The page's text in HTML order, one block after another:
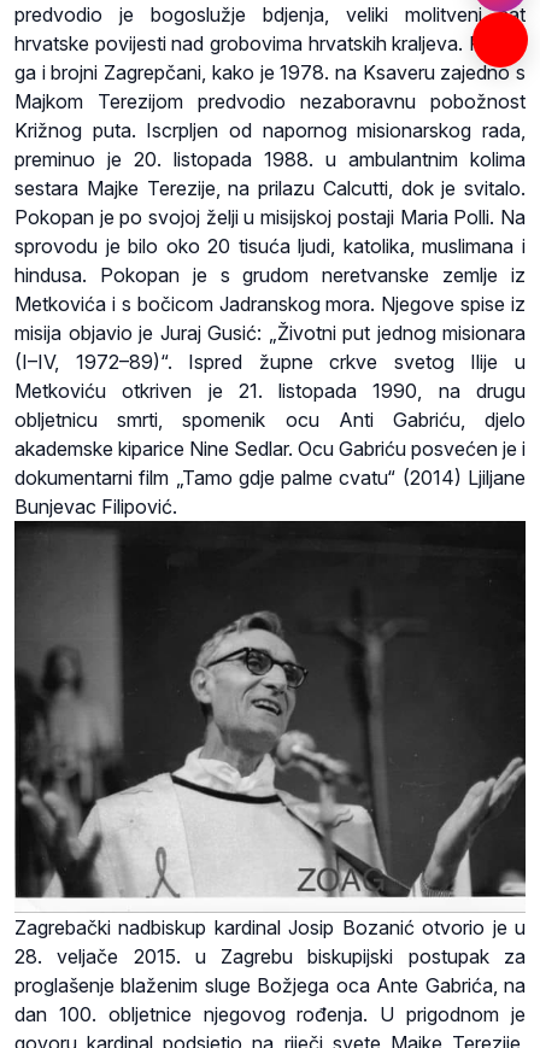
predvodio je bogoslužje bdjenja, veliki molitveni sat
hrvatske povijesti nad grobovima hrvatskih kraljeva. Pamte
ga i brojni Zagrepčani, kako je 1978. na Ksaveru zajedno s
Majkom Terezijom predvodio nezaboravnu pobožnost
Križnog puta. Iscrpljen od napornog misionarskog rada,
preminuo je 20. listopada 1988. u ambulantnim kolima
sestara Majke Terezije, na prilazu Calcutti, dok je svitalo.
Pokopan je po svojoj želji u misijskoj postaji Maria Polli. Na
sprovodu je bilo oko 20 tisuća ljudi, katolika, muslimana i
hindusa. Pokopan je s grudom neretvanske zemlje iz
Metkovića i s bočicom Jadranskog mora. Njegove spise iz
misija objavio je Juraj Gusić: „Životni put jednog misionara
(I–IV, 1972–89)“. Ispred župne crkve svetog Ilije u
Metkoviću otkriven je 21. listopada 1990, na drugu
obljetnicu smrti, spomenik ocu Anti Gabriću, djelo
akademske kiparice Nine Sedlar. Ocu Gabriću posvećen je i
dokumentarni film „Tamo gdje palme cvatu“ (2014) Ljiljane
Bunjevac Filipović.
Zagrebački nadbiskup kardinal Josip Bozanić otvorio je u
28. veljače 2015. u Zagrebu biskupijski postupak za
proglašenje blaženim sluge Božjega oca Ante Gabrića, na
dan 100. obljetnice njegovog rođenja. U prigodnom je